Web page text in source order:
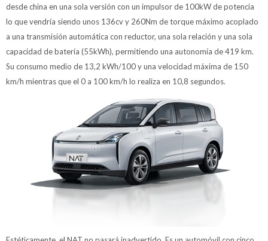
desde china en una sola versión con un impulsor de 100kW de potencia
lo que vendría siendo unos 136cv y 260Nm de torque máximo acoplado
a una transmisión automática con reductor, una sola relación y una sola
capacidad de batería (55kWh), permitiendo una autonomía de 419 km.
Su consumo medio de 13,2 kWh/100 y una velocidad máxima de 150
km/h mientras que el 0 a 100 km/h lo realiza en 10,8 segundos.